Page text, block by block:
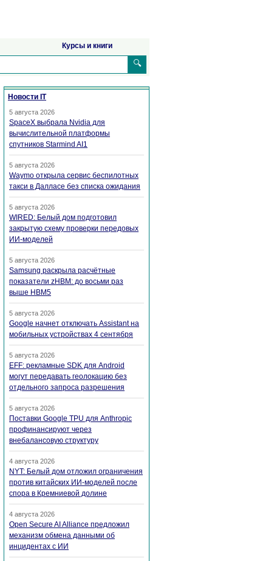
Курсы и книги
🔍
Новости IT
5 августа 2026
SpaceX выбрала Nvidia для
вычислительной платформы
спутников Starmind AI1
5 августа 2026
Waymo открыла сервис беспилотных
такси в Далласе без списка ожидания
5 августа 2026
WIRED: Белый дом подготовил
закрытую схему проверки передовых
ИИ-моделей
5 августа 2026
Samsung раскрыла расчётные
показатели zHBM: до восьми раз
выше HBM5
5 августа 2026
Google начнет отключать Assistant на
мобильных устройствах 4 сентября
5 августа 2026
EFF: рекламные SDK для Android
могут передавать геолокацию без
отдельного запроса разрешения
5 августа 2026
Поставки Google TPU для Anthropic
профинансируют через
внебалансовую структуру
4 августа 2026
NYT: Белый дом отложил ограничения
против китайских ИИ-моделей после
спора в Кремниевой долине
4 августа 2026
Open Secure AI Alliance предложил
механизм обмена данными об
инцидентах с ИИ